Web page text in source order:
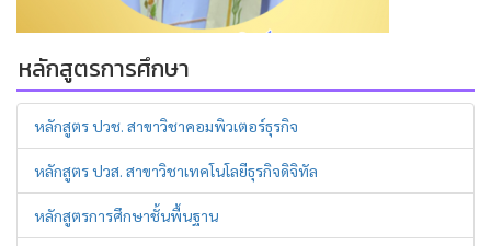
หลักสูตรการศึกษา
หลักสูตร ปวช. สาขาวิชาคอมพิวเตอร์ธุรกิจ
หลักสูตร ปวส. สาขาวิชาเทคโนโลยีธุรกิจดิจิทัล
หลักสูตรการศึกษาชั้นพื้นฐาน